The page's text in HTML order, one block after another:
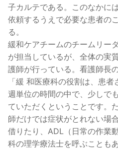
子カルテである。このなかに
依頼するうえで必要な患者の
る。
緩和ケアチームのチームリー
が担当しているが、全体の実
護師が行っている。看護師長
「緩 和医療科の役割は、患
週単位の時間の中で、少しで
ていただくということです。
師だけでは症状がとれない場
借りたり、ADL（日常の作業
科の理学療法士を呼ぶことも